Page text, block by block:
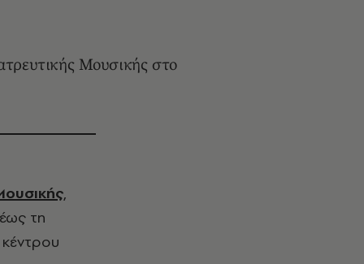
Μουσικής στο
,
τη